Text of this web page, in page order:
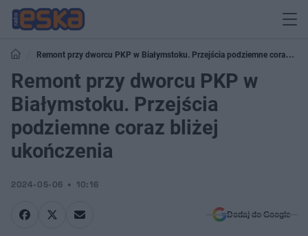
Remont przy dworcu PKP w Białymstoku. Przejścia podziemne coraz
bliżej ukończenia
Remont przy dworcu PKP w
Białymstoku. Przejścia
podziemne coraz bliżej
ukończenia
2024-05-06 10:16
Dodaj do Google